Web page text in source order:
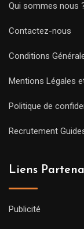
Qui sommes nous
Contactez-nous
Conditions
Mentions Légales
Politique de
Recrutement
Liens
Publicité